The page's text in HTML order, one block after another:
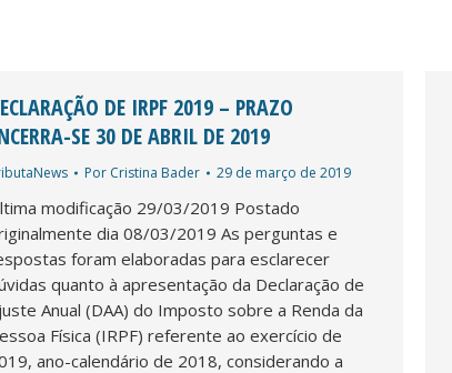
DE IRPF 2019 – PRAZO
SE 30 DE ABRIL DE 2019
Por Cristina Bader 29 de março de 2019
modificação 29/03/2019 Postado
dia 08/03/2019 As perguntas e
foram elaboradas para esclarecer
quanto à apresentação da Declaração de
Anual (DAA) do Imposto sobre a Renda da
Física (IRPF) referente ao exercício de
ano-calendário de 2018, considerando a